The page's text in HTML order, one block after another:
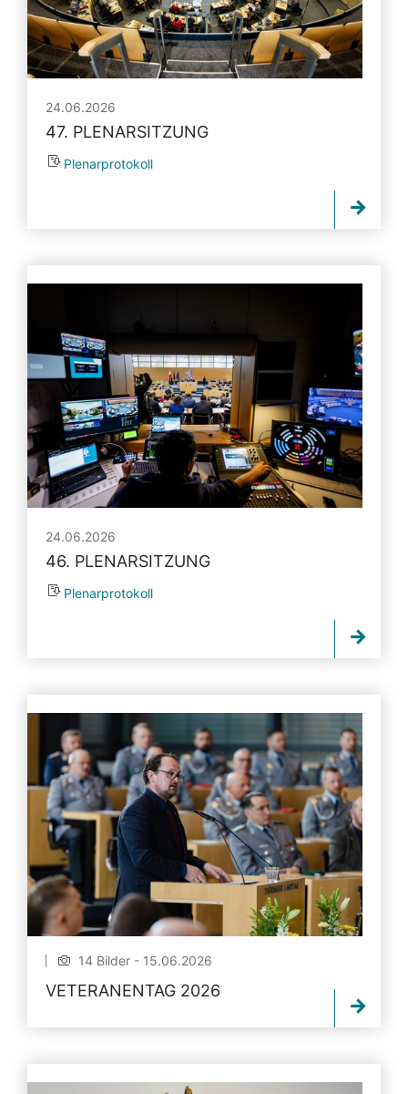
24.06.2026
47. PLENARSITZUNG
Plenarprotokoll
24.06.2026
46. PLENARSITZUNG
Plenarprotokoll
14 Bilder - 15.06.2026
VETERANENTAG 2026